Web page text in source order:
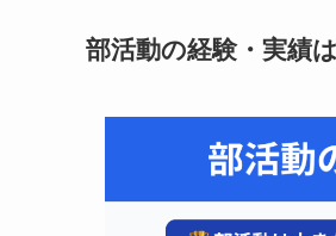
部活動の経験・実績